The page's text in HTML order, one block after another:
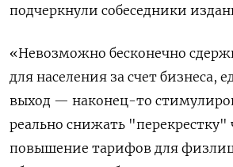
подчеркнули собеседники
«Невозможно бесконечно
для населения за счет бизнеса,
выход — наконец-то
реально снижать "перекрестку"
повышение тарифов для